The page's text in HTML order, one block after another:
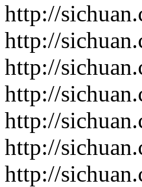
http://
http://
http://
http://
http://
http://
http://